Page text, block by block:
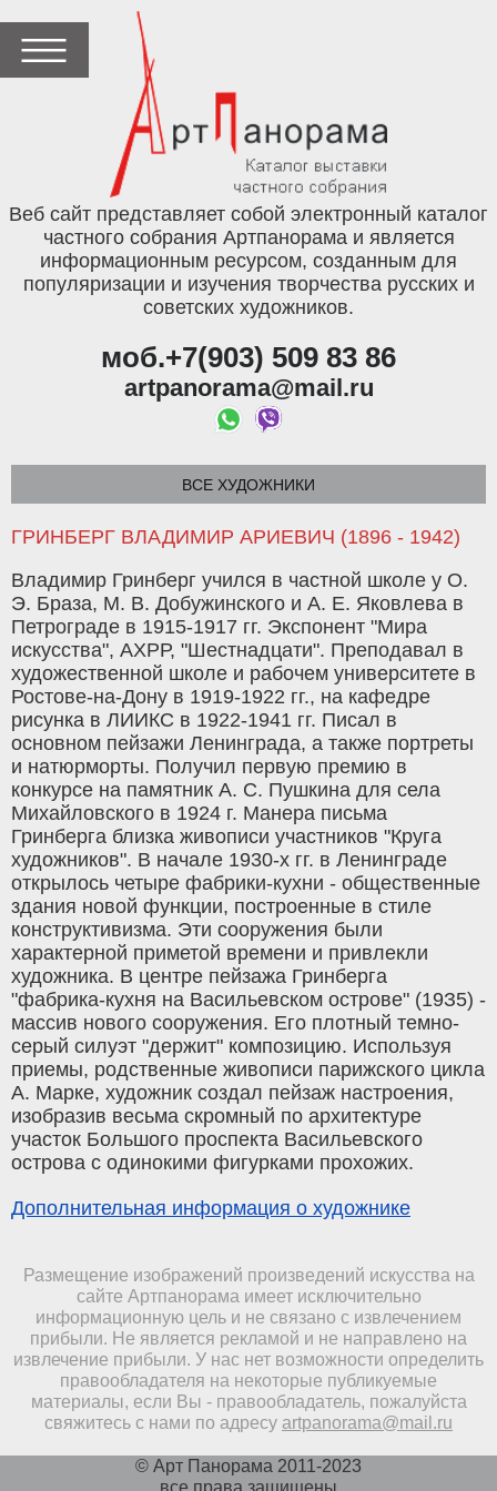
Веб сайт представляет собой электронный каталог
частного собрания Артпанорама и является
информационным ресурсом, созданным для
популяризации и изучения творчества русских и
советских художников.
моб.+7(903) 509 83 86
artpanorama@mail.ru
ВСЕ ХУДОЖНИКИ
ГРИНБЕРГ ВЛАДИМИР АРИЕВИЧ (1896 - 1942)
Владимир Гринберг учился в частной школе у О.
Э. Браза, М. В. Добужинского и А. Е. Яковлева в
Петрограде в 1915-1917 гг. Экспонент "Мира
искусства", АХРР, "Шестнадцати". Преподавал в
художественной школе и рабочем университете в
Ростове-на-Дону в 1919-1922 гг., на кафедре
рисунка в ЛИИКС в 1922-1941 гг. Писал в
основном пейзажи Ленинграда, а также портреты
и натюрморты. Получил первую премию в
конкурсе на памятник А. С. Пушкина для села
Михайловского в 1924 г. Манера письма
Гринберга близка живописи участников "Круга
художников". В начале 1930-х гг. в Ленинграде
открылось четыре фабрики-кухни - общественные
здания новой функции, построенные в стиле
конструктивизма. Эти сооружения были
характерной приметой времени и привлекли
художника. В центре пейзажа Гринберга
"фабрика-кухня на Васильевском острове" (19З5) -
массив нового сооружения. Его плотный темно-
серый силуэт "держит" композицию. Используя
приемы, родственные живописи парижского цикла
А. Марке, художник создал пейзаж настроения,
изобразив весьма скромный по архитектуре
участок Большого проспекта Васильевского
острова с одинокими фигурками прохожих.
Дополнительная информация о художнике
Размещение изображений произведений искусства на
сайте Артпанорама имеет исключительно
информационную цель и не связано с извлечением
прибыли. Не является рекламой и не направлено на
извлечение прибыли. У нас нет возможности определить
правообладателя на некоторые публикуемые
материалы, если Вы - правообладатель, пожалуйста
свяжитесь с нами по адресу artpanorama@mail.ru
© Арт Панорама 2011-2023
все права защищены